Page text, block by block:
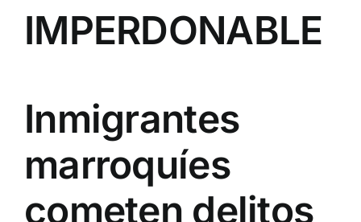
IMPERDONABLE
Inmigrantes
marroquíes
cometen delitos